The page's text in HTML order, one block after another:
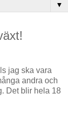
▼
jag ska vara
andra och
Det blir hela 18